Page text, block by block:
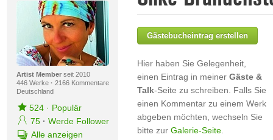
Alle Fokus-Werke
Standard-Ansicht
Fokus-Werke
Alle neuen Werke
Artist Memberseit 2010
446 Werke · 2166 Kommentare
Deutschland
524· Populär
75 · Werde Follower
Alle anzeigen
Gästebucheintrag erstellen
Hier haben Sie Gelegenheit,
einen Eintrag in meiner Gäste &
Talk-Seite zu schreiben. Falls Sie
einen Kommentar zu einem Werk
abgeben möchten, wechseln Sie
bitte zur Galerie-Seite.